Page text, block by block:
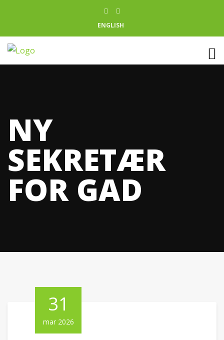
ENGLISH
NY
SEKRETÆR
FOR GAD
31
mar 2026